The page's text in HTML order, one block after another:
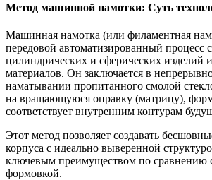
Метод машинной намотки: Суть
Машинная намотка (или филаментная
передовой автоматизированный процесс
цилиндрических и сферических изделий
материалов. Он заключается в
наматывании пропитанного смолой
на вращающуюся оправку (матрицу),
соответствует внутренним контурам
Этот метод позволяет создавать
корпуса с идеально выверенной
ключевым преимуществом по сравнению
формовкой.